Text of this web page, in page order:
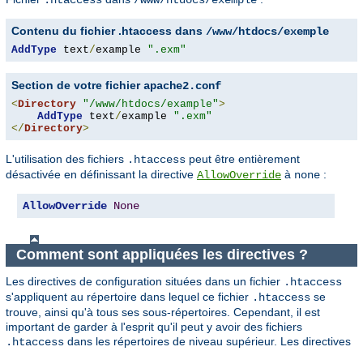
Contenu du fichier .htaccess dans /www/htdocs/exemple
AddType text/example ".exm"
Section de votre fichierapache2.conf
<Directory "/www/htdocs/example">
AddType text/example ".exm"
</Directory>
L'utilisation des fichiers .htaccess peut être entièrement
désactivée en définissant la directive AllowOverride à none :
AllowOverride None
Comment sont appliquées les directives ?
Les directives de configuration situées dans un fichier .htaccess
s'appliquent au répertoire dans lequel ce fichier .htaccess se
trouve, ainsi qu'à tous ses sous-répertoires. Cependant, il est
important de garder à l'esprit qu'il peut y avoir des fichiers
.htaccess dans les répertoires de niveau supérieur. Les directives